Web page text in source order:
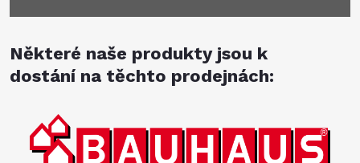
Některé naše produkty jsou k
dostání na těchto prodejnách: